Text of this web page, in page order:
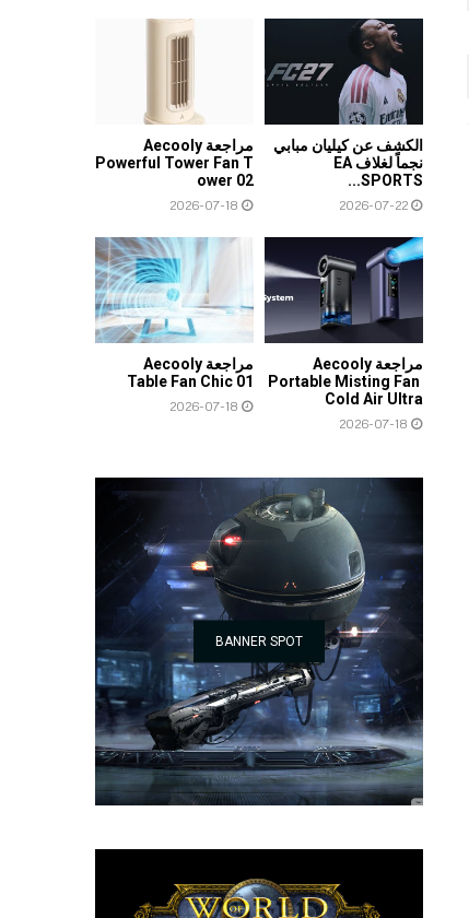
الكشف عن كيليان مبابي
نجماً لغلاف EA
SPORTS...
2026-07-22
مراجعة Aecooly
Powerful Tower Fan T
ower 02
2026-07-18
مراجعة Aecooly
Portable Misting Fan
Cold Air Ultra
2026-07-18
مراجعة Aecooly
Table Fan Chic 01
2026-07-18
BANNER SPOT